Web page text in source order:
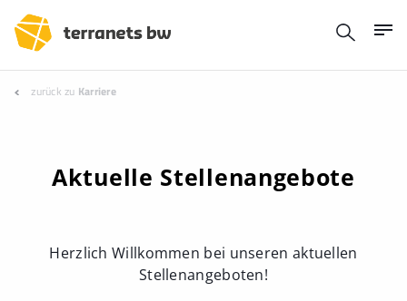
zurück zu Karriere
Aktuelle Stellenangebote
Herzlich Willkommen bei unseren aktuellen
Stellenangeboten!